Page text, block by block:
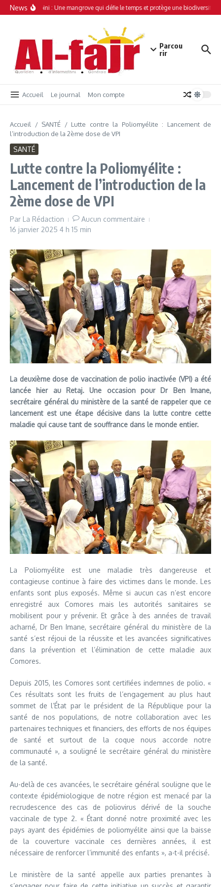
Aller au contenu
News
Simamboini : Une mangrove qui défie le temps et protège une biodiversité
Parcou
rir
Accueil Le journal Mon compte
Accueil / SANTÉ / Lutte contre la Poliomyélite : Lancement de
l’introduction de la 2ème dose de VPI
SANTÉ
Lutte contre la Poliomyélite :
Lancement de l’introduction de la
2ème dose de VPI
Par La Rédaction
Aucun commentaire
16 janvier 2025 4 h 15 min
La deuxième dose de vaccination de polio inactivée (VPI) a été
lancée hier au Retaj. Une occasion pour Dr Ben Imane,
secrétaire général du ministère de la santé de rappeler que ce
lancement est une étape décisive dans la lutte contre cette
maladie qui cause tant de souffrance dans le monde entier.
La Poliomyélite est une maladie très dangereuse et
contagieuse continue à faire des victimes dans le monde. Les
enfants sont plus exposés. Même si aucun cas n’est encore
enregistré aux Comores mais les autorités sanitaires se
mobilisent pour y prévenir. Et grâce à des années de travail
acharné, Dr Ben Imane, secrétaire général du ministère de la
santé s’est réjoui de la réussite et les avancées significatives
dans la prévention et l’élimination de cette maladie aux
Comores.
Depuis 2015, les Comores sont certifiées indemnes de polio. «
Ces résultats sont les fruits de l’engagement au plus haut
sommet de l’État par le président de la République pour la
santé de nos populations, de notre collaboration avec les
partenaires techniques et financiers, des efforts de nos équipes
de santé et surtout de la coque nous accorde notre
communauté », a souligné le secrétaire général du ministère
de la santé.
Au-delà de ces avancées, le secrétaire général souligne que le
contexte épidémiologique de notre région est menacé par la
recrudescence des cas de poliovirus dérivé de la souche
vaccinale de type 2. « Étant donné notre proximité avec les
pays ayant des épidémies de poliomyélite ainsi que la baisse
de la couverture vaccinale ces dernières années, il est
nécessaire de renforcer l’immunité des enfants », a-t-il précisé.
Le ministère de la santé appelle aux parties prenantes à